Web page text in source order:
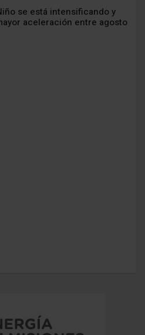
se está intensificando y
aceleración entre agosto